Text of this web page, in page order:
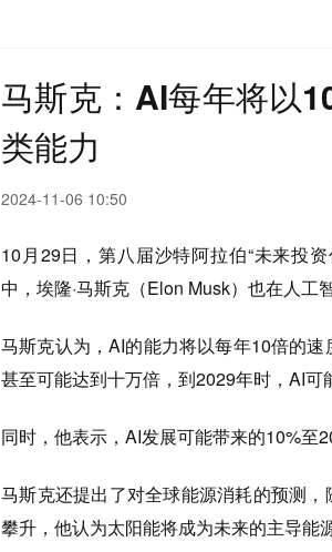
马斯克：AI每年将以
类能力
2024-11-06 10:50
10月29日，第八届沙特阿拉伯“未来投
中，埃隆·马斯克（Elon Musk）也在人工
马斯克认为，AI的能力将以每年10倍的
甚至可能达到十万倍，到2029年时，AI可
同时，他表示，AI发展可能带来的10%至
马斯克还提出了对全球能源消耗的预测
攀升，他认为太阳能将成为未来的主导能源